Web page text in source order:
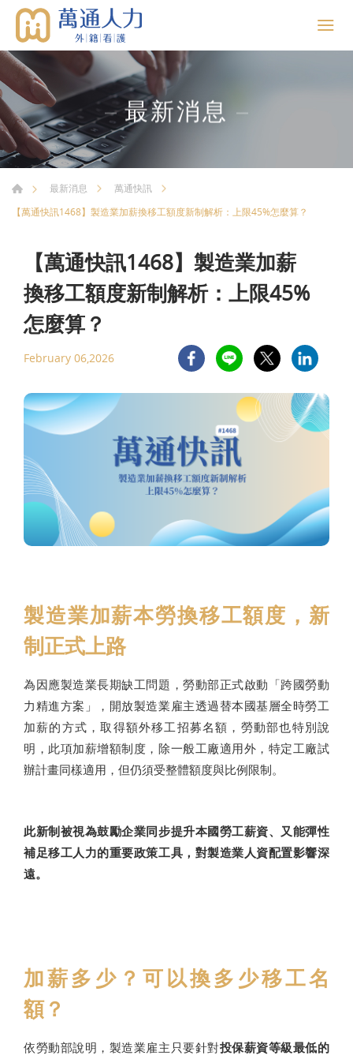
最新消息
最新消息
萬通快訊
【萬通快訊1468】製造業加薪換移工額度新制解析：上限45%怎麼算？
【萬通快訊1468】製造業加薪
換移工額度新制解析：上限45%
怎麼算？
February 06,2026
製造業加薪本勞換移工額度，新
制正式上路
為因應製造業長期缺工問題，勞動部正式啟動「跨國勞動
力精進方案」，開放製造業雇主透過替本國基層全時勞工
加薪的方式，取得額外移工招募名額，勞動部也特別說
明，此項加薪增額制度，除一般工廠適用外，特定工廠試
辦計畫同樣適用，但仍須受整體額度與比例限制。
此新制被視為鼓勵企業同步提升本國勞工薪資、又能彈性
補足移工人力的重要政策工具，對製造業人資配置影響深
遠。
加薪多少？可以換多少移工名
額？
依勞動部說明，製造業雇主只要針對投保薪資等級最低的